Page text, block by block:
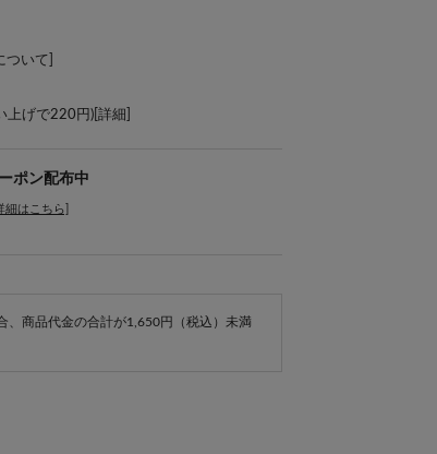
ついて
上げで220円)[ 詳細
ポン配布中
細はこちら]
、商品代金の合計が1,650円（税込）未満